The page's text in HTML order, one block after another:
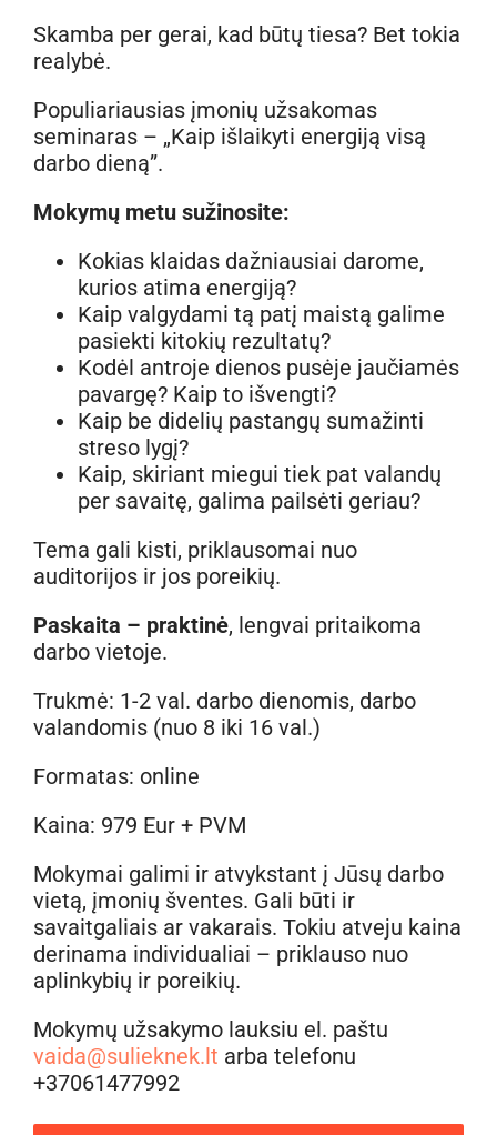
Skamba per gerai, kad būtų tiesa? Bet tokia
realybė.
Populiariausias įmonių užsakomas
seminaras – „Kaip išlaikyti energiją visą
darbo dieną”.
Mokymų metu sužinosite:
Kokias klaidas dažniausiai darome,
kurios atima energiją?
Kaip valgydami tą patį maistą galime
pasiekti kitokių rezultatų?
Kodėl antroje dienos pusėje jaučiamės
pavargę? Kaip to išvengti?
Kaip be didelių pastangų sumažinti
streso lygį?
Kaip, skiriant miegui tiek pat valandų
per savaitę, galima pailsėti geriau?
Tema gali kisti, priklausomai nuo
auditorijos ir jos poreikių.
Paskaita – praktinė, lengvai pritaikoma
darbo vietoje.
Trukmė: 1-2 val. darbo dienomis, darbo
valandomis (nuo 8 iki 16 val.)
Formatas: online
Kaina: 979 Eur + PVM
Mokymai galimi ir atvykstant į Jūsų darbo
vietą, įmonių šventes. Gali būti ir
savaitgaliais ar vakarais. Tokiu atveju kaina
derinama individualiai – priklauso nuo
aplinkybių ir poreikių.
Mokymų užsakymo lauksiu el. paštu
vaida@sulieknek.lt arba telefonu
+37061477992